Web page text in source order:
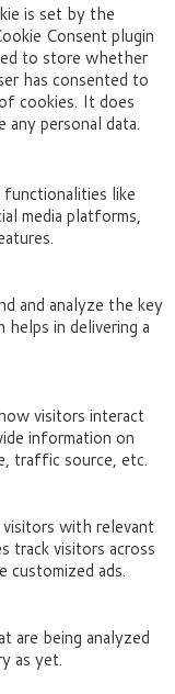
is set by the
Consent plugin
to store whether
has consented to
cookies. It does
any personal data.
like
media platforms,
and analyze the key
in delivering a
visitors interact
information on
traffic source, etc.
visitors with relevant
track visitors across
customized ads.
are being analyzed
as yet.